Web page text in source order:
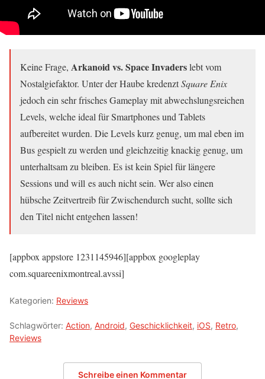
Keine Frage, Arkanoid vs. Space Invaderslebt vom
Nostalgiefaktor. Unter der Haube kredenztSquare Enix
jedoch ein sehr frisches Gameplay mit abwechslungsreichen
Levels, welche ideal für Smartphones und Tablets
aufbereitet wurden. Die Levels kurz genug, um mal eben im
Bus gespielt zu werden und gleichzeitig knackig genug, um
unterhaltsam zu bleiben. Es ist kein Spiel für längere
Sessions und will es auch nicht sein. Wer also einen
hübsche Zeitvertreib für Zwischendurch sucht, sollte sich
den Titel nicht entgehen lassen!
[appbox appstore 1231145946][appbox googleplay
com.squareenixmontreal.avssi]
Kategorien: Reviews
Schlagwörter: Action, Android, Geschicklichkeit, iOS, Retro,
Reviews
Schreibe einen Kommentar